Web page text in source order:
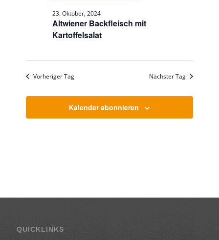
Altwiener Backfleisch mit
Kartoffelsalat
23. Oktober, 2024
Vorheriger Tag Nächster Tag
Kalender abonnieren
QUICKLINKS